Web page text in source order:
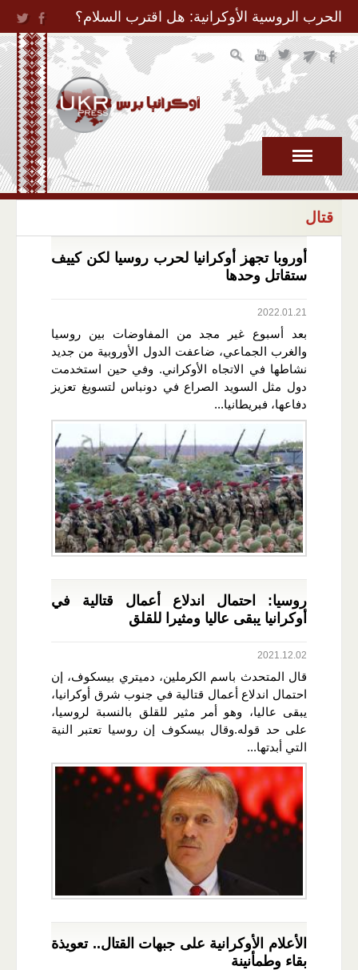
Jump to Navigation
الحرب الروسية الأوكرانية: هل اقترب السلام؟
قتال
أوروبا تجهز أوكرانيا لحرب روسيا لكن كييف
ستقاتل وحدها
2022.01.21
بعد أسبوع غير مجد من المفاوضات بين روسيا
والغرب الجماعي، ضاعفت الدول الأوروبية من جديد
نشاطها في الاتجاه الأوكراني. وفي حين استخدمت
دول مثل السويد الصراع في دونباس لتسويغ تعزيز
دفاعها، فبريطانيا...
روسيا: احتمال اندلاع أعمال قتالية في
أوكرانيا يبقى عاليا ومثيرا للقلق
2021.12.02
قال المتحدث باسم الكرملين، دميتري بيسكوف، إن
احتمال اندلاع أعمال قتالية في جنوب شرق أوكرانيا،
يبقى عاليا، وهو أمر مثير للقلق بالنسبة لروسيا،
على حد قوله.وقال بيسكوف إن روسيا تعتبر النية
التي أبدتها...
الأعلام الأوكرانية على جبهات القتال.. تعويذة
بقاء وطمأنينة